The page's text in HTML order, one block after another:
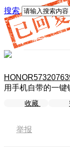
搜索
用手机自带的一
收藏
举报